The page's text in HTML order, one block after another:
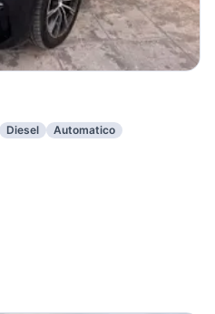
Diesel
Automatico